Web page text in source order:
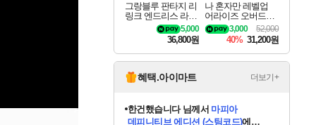
그랑블루 판타지 리
링크 엔드리스 라그
나로크 업그레이드
킷 Granblue Fantasy
Relink Endless Ragn
arok Upgrade Kit DL
C
5,000
36,800원
나 혼자만 레벨업
어라이즈 오버드라
이브 디럭스 에디션
Solo Leveling Arise
Overdrive Deluxe Edi
tion
52,000
3,000
40% 31,200원
혜택.아이마트 더보기+
한건했습니다님께서 마피아
데피니티브 에디션 (스팀코드)에